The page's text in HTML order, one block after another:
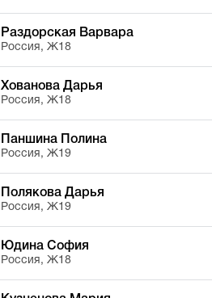
Раздорская Варвара
Россия, Ж18
Хованова Дарья
Россия, Ж18
Паншина Полина
Россия, Ж19
Полякова Дарья
Россия, Ж19
Юдина София
Россия, Ж18